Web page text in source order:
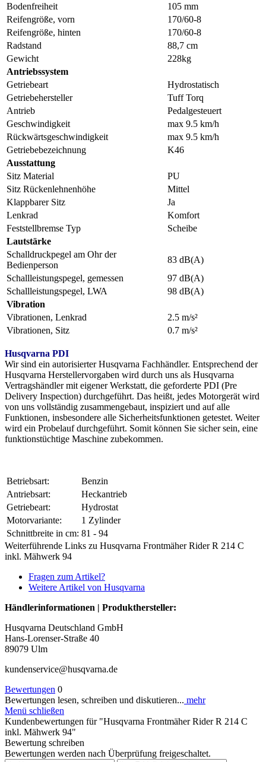
Bodenfreiheit
105 mm
Reifengröße, vorn
170/60-8
Reifengröße, hinten
170/60-8
Radstand
88,7 cm
Gewicht
228kg
Antriebssystem
Getriebeart
Hydrostatisch
Getriebehersteller
Tuff Torq
Antrieb
Pedalgesteuert
Geschwindigkeit
max 9.5 km/h
Rückwärtsgeschwindigkeit
max 9.5 km/h
Getriebebezeichnung
K46
Ausstattung
Sitz Material
PU
Sitz Rückenlehnenhöhe
Mittel
Klappbarer Sitz
Ja
Lenkrad
Komfort
Feststellbremse Typ
Scheibe
Lautstärke
Schalldruckpegel am Ohr der
Bedienperson
83 dB(A)
Schallleistungspegel, gemessen
97 dB(A)
Schallleistungspegel, LWA
98 dB(A)
Vibration
Vibrationen, Lenkrad
2.5 m/s²
Vibrationen, Sitz
0.7 m/s²
Husqvarna PDI
Wir sind ein autorisierter Husqvarna Fachhändler. Entsprechend der
Husqvarna Herstellervorgaben wird durch uns als Husqvarna
Vertragshändler mit eigener Werkstatt, die geforderte PDI (Pre
Delivery Inspection) durchgeführt. Das heißt, jedes Motorgerät wird
von uns vollständig zusammengebaut, inspiziert und auf alle
Funktionen, insbesondere alle Sicherheitsfunktionen getestet. Weiter
wird ein Probelauf durchgeführt. Somit können Sie sicher sein, eine
funktionstüchtige Maschine zubekommen.
Betriebsart:
Benzin
Antriebsart:
Heckantrieb
Getriebeart:
Hydrostat
Motorvariante:
1 Zylinder
Schnittbreite in cm: 81 - 94
Weiterführende Links zu Husqvarna Frontmäher Rider R 214 C
inkl. Mähwerk 94
Fragen zum Artikel?
Weitere Artikel von Husqvarna
Händlerinformationen | Produkthersteller:
Husqvarna Deutschland GmbH
Hans-Lorenser-Straße 40
89079 Ulm
kundenservice@husqvarna.de
Bewertungen 0
Bewertungen lesen, schreiben und diskutieren... mehr
Menü schließen
Kundenbewertungen für "Husqvarna Frontmäher Rider R 214 C
inkl. Mähwerk 94"
Bewertung schreiben
Bewertungen werden nach Überprüfung freigeschaltet.